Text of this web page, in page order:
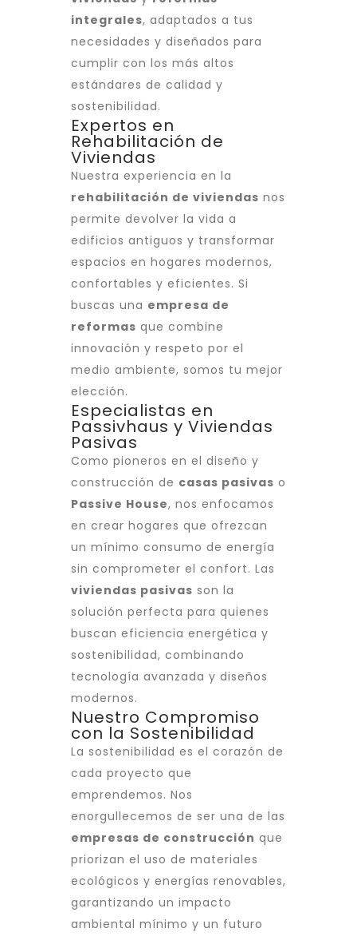
integrales, adaptados a tus
necesidades y diseñados para
cumplir con los más altos
estándares de calidad y
sostenibilidad.
Expertos en
Rehabilitación de
Viviendas
Nuestra experiencia en la
rehabilitación de viviendas nos
permite devolver la vida a
edificios antiguos y transformar
espacios en hogares modernos,
confortables y eficientes. Si
buscas una empresa de
reformas que combine
innovación y respeto por el
medio ambiente, somos tu mejor
elección.
Especialistas en
Passivhaus y Viviendas
Pasivas
Como pioneros en el diseño y
construcción de casas pasivas o
Passive House, nos enfocamos
en crear hogares que ofrezcan
un mínimo consumo de energía
sin comprometer el confort. Las
viviendas pasivas son la
solución perfecta para quienes
buscan eficiencia energética y
sostenibilidad, combinando
tecnología avanzada y diseños
modernos.
Nuestro Compromiso
con la Sostenibilidad
La sostenibilidad es el corazón de
cada proyecto que
emprendemos. Nos
enorgullecemos de ser una de las
empresas de construcción que
priorizan el uso de materiales
ecológicos y energías renovables,
garantizando un impacto
ambiental mínimo y un futuro